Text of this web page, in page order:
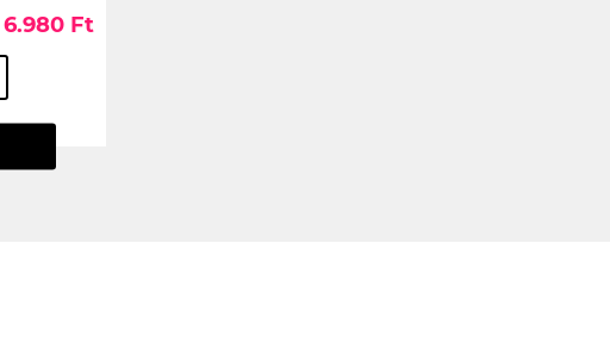
6.980 Ft